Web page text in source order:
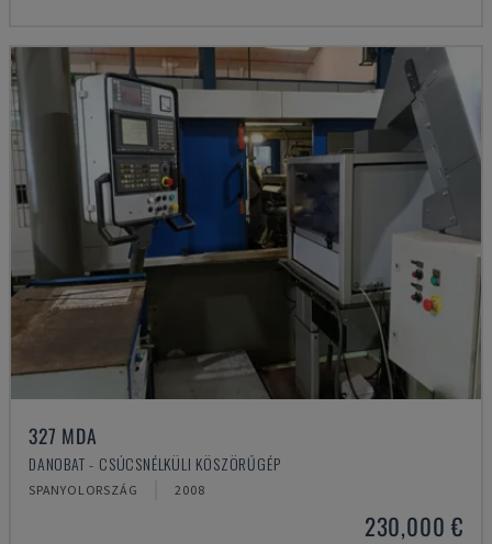
327 MDA
DANOBAT - CSÚCSNÉLKÜLI KÖSZÖRŰGÉP
SPANYOLORSZÁG 2008
230,000 €